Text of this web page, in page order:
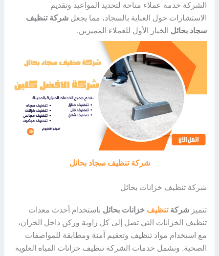
الشركة خدمة عملاء متاحة لتحديد المواعيد وتقديم
الاستشارات حول العناية بالسجاد، مما يجعل شركة تنظيف
سجاد بحائل الخيار الأول للعملاء المميزين.
شركة تنظيف سجاد بحائل
شركة تنظيف خزانات بحائل
تتميز شركةتنظيف خزانات بحائل باستخدام أحدث معدات
تنظيف الخزانات التي تصل إلى كل زاوية وركن داخل الخزان،
مع استخدام مواد تنظيف وتعقيم آمنة ومطابقة للمواصفات
الصحية. وتشمل خدمات الشركة تنظيف خزانات المياه العلوية